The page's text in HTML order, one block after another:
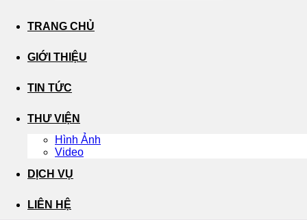
TRANG CHỦ
GIỚI THIỆU
TIN TỨC
THƯ VIỆN
Hình Ảnh
Video
DỊCH VỤ
LIÊN HỆ